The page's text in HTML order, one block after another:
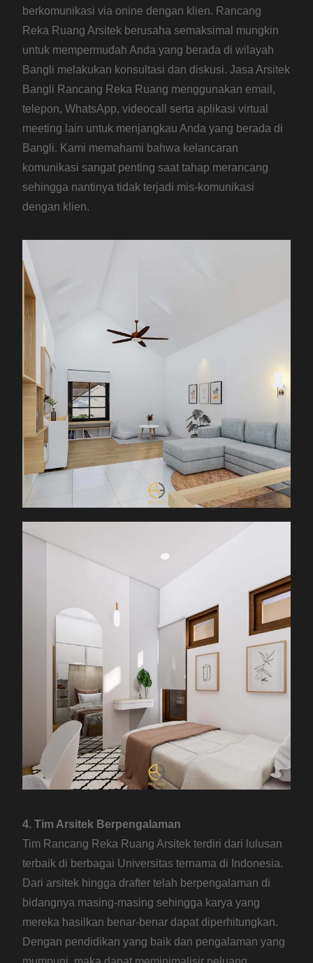
berkomunikasi via onine dengan klien. Rancang
Reka Ruang Arsitek berusaha semaksimal mungkin
untuk mempermudah Anda yang berada di wilayah
Bangli melakukan konsultasi dan diskusi. Jasa Arsitek
Bangli Rancang Reka Ruang menggunakan email,
telepon, WhatsApp, videocall serta aplikasi virtual
meeting lain untuk menjangkau Anda yang berada di
Bangli. Kami memahami bahwa kelancaran
komunikasi sangat penting saat tahap merancang
sehingga nantinya tidak terjadi mis-komunikasi
dengan klien.
4. Tim Arsitek Berpengalaman
Tim Rancang Reka Ruang Arsitek terdiri dari lulusan
terbaik di berbagai Universitas ternama di Indonesia.
Dari arsitek hingga drafter telah berpengalaman di
bidangnya masing-masing sehingga karya yang
mereka hasilkan benar-benar dapat diperhitungkan.
Dengan pendidikan yang baik dan pengalaman yang